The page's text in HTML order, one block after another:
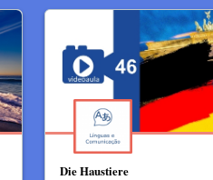
Die Haustiere